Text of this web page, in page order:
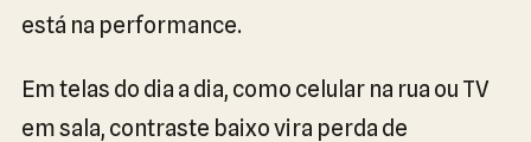
está na performance.
Em telas do dia a dia, como celular na rua ou TV
em sala, contraste baixo vira perda de